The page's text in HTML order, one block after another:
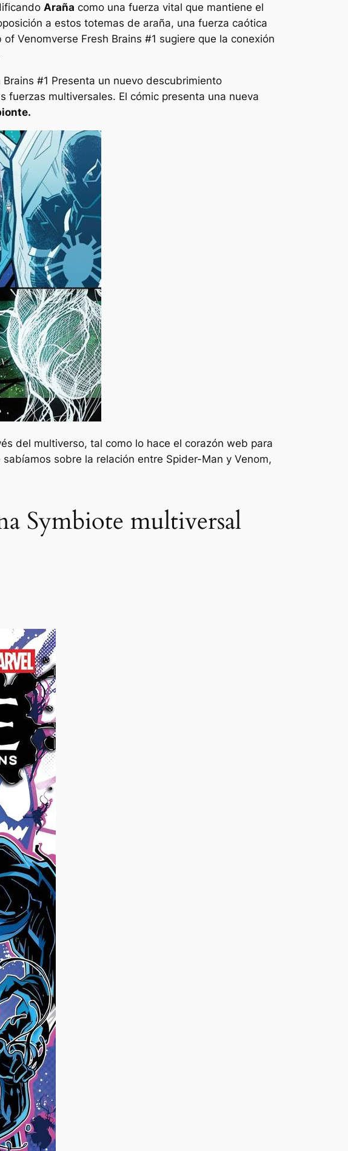
Araña como una fuerza vital que mantiene el
a estos totemas de araña, una fuerza caótica
of Venomverse Fresh Brains #1 sugiere que la conexión
Brains #1 Presenta un nuevo descubrimiento
multiversales. El cómic presenta una nueva
del multiverso, tal como lo hace el corazón web para
sobre la relación entre Spider-Man y Venom,
Symbiote multiversal